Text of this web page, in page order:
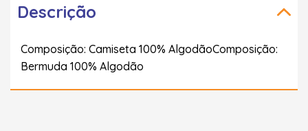
Descrição
Composição: Camiseta 100% AlgodãoComposição:
Bermuda 100% Algodão